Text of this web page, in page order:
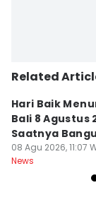
Related
Hari Baik
Bali 8 Agustus
Saatnya
08 Agu 2026, 11:07
News